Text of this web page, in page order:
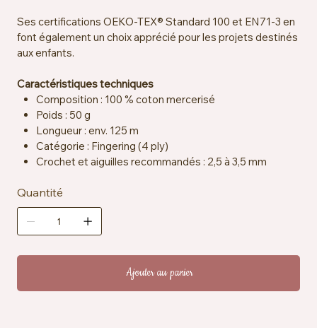
Ses certifications OEKO-TEX® Standard 100 et EN71-3 en
font également un choix apprécié pour les projets destinés
aux enfants.
Caractéristiques techniques
Composition : 100 % coton mercerisé
Poids : 50 g
Longueur : env. 125 m
Catégorie : Fingering (4 ply)
Crochet et aiguilles recommandés : 2,5 à 3,5 mm
aiguilles 2,5 mm
Certification : OEKO-TEX® Standard 100, EN71-3
Entretien : lavable en machine à 40 °C
Fabrication : produit à partir d'eaux de teinture
recyclées
Quantité
Ajouter au panier